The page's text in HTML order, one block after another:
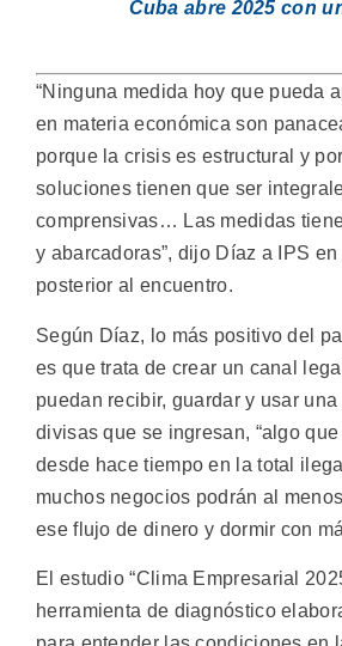
Cuba abre 2025 con
“Ninguna medida hoy que pueda
en materia económica son
porque la crisis es estructural y
soluciones tienen que ser
comprensivas… Las medidas
y abarcadoras”, dijo Díaz a IPS
posterior al encuentro.
Según Díaz, lo más positivo del
es que trata de crear un canal
puedan recibir, guardar y usar
divisas que se ingresan, “algo
desde hace tiempo en la total
muchos negocios podrán al
ese flujo de dinero y dormir con
El estudio “Clima Empresarial
herramienta de diagnóstico